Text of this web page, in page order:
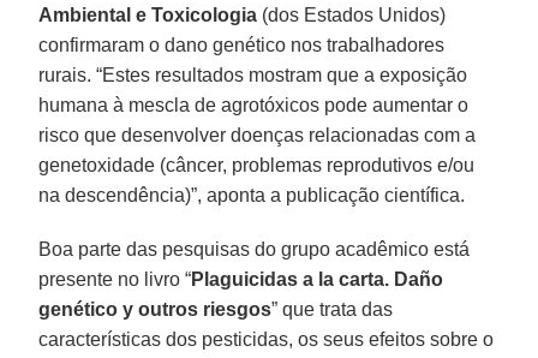
Ambiental e Toxicologia (dos Estados Unidos)
confirmaram o dano genético nos trabalhadores
rurais. “Estes resultados mostram que a exposição
humana à mescla de agrotóxicos pode aumentar o
risco que desenvolver doenças relacionadas com a
genetoxidade (câncer, problemas reprodutivos e/ou
na descendência)”, aponta a publicação científica.
Boa parte das pesquisas do grupo acadêmico está
presente no livro “Plaguicidas a la carta. Daño
genético y outros riesgos” que trata das
características dos pesticidas, os seus efeitos sobre o